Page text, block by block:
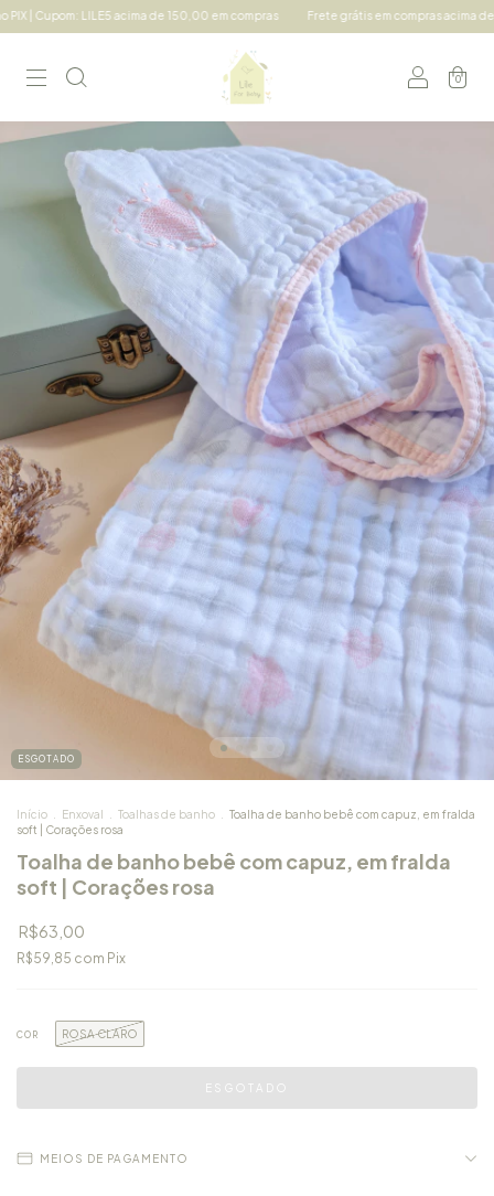
LILE5 acima de 150,00 em compras Frete grátis em compras acima de
0
ESGOTADO
Início Enxoval Toalhas de banho
Toalha de banho bebê com capuz, em fralda
soft | Corações rosa
Toalha de banho bebê com capuz, em fralda
soft | Corações rosa
R$63,00
R$59,85 com Pix
COR ROSA CLARO
MEIOS DE PAGAMENTO